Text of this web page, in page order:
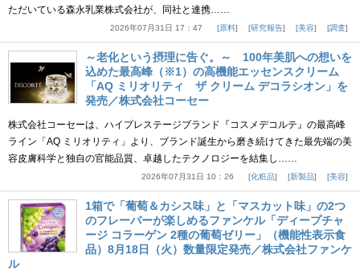
ただいている森永乳業株式会社が、同社と連携……
2026年07月31日 17：47 原料 研究報告 美容 調査
～老化という摂理に告ぐ。～ 100年美肌への想いを
込めた最高峰（※1）の高機能エッセンスクリーム
「AQ ミリオリティ ザ クリーム デコラシオン」を
発売／株式会社コーセー
株式会社コーセーは、ハイプレステージブランド『コスメデコルテ』の最高峰
ライン「AQ ミリオリティ」より、ブランド誕生から磨き続けてきた最先端の美
容皮膚科学と独自の官能品質、卓越したテクノロジーを結集し……
2026年07月31日 10：26 化粧品 新製品 美容
1箱で「葡萄＆カシス味」と「マスカット味」の2つ
のフレーバーが楽しめるファンケル「ディープチャ
ージ コラーゲン 2種の葡萄ゼリー」（機能性表示食
品）8月18日（火）数量限定発売／株式会社ファンケ
ル